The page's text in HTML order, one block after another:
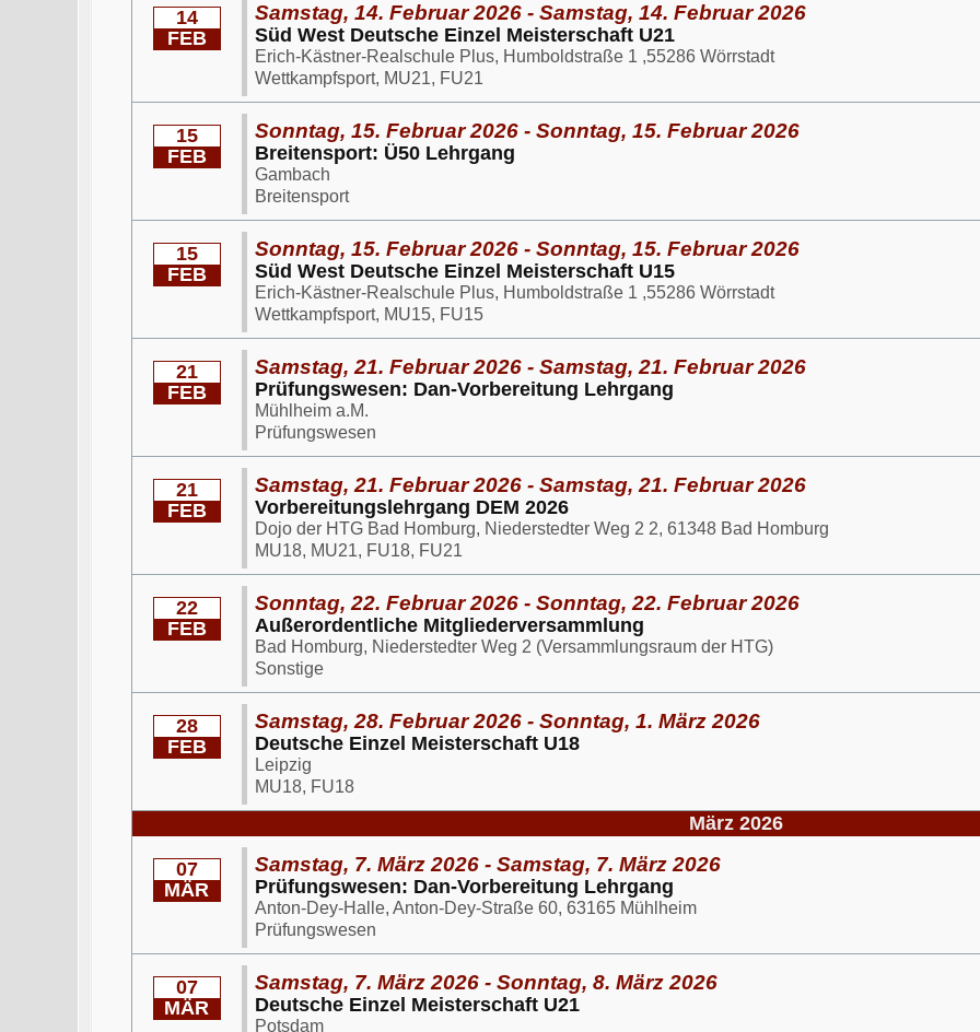
14
FEB
Samstag, 14. Februar 2026 - Samstag, 14. Februar 2026
Süd West Deutsche Einzel Meisterschaft U21
Erich-Kästner-Realschule Plus, Humboldstraße 1 ,55286 Wörrstadt
Wettkampfsport, MU21, FU21
15
FEB
Sonntag, 15. Februar 2026 - Sonntag, 15. Februar 2026
Breitensport: Ü50 Lehrgang
Gambach
Breitensport
15
FEB
Sonntag, 15. Februar 2026 - Sonntag, 15. Februar 2026
Süd West Deutsche Einzel Meisterschaft U15
Erich-Kästner-Realschule Plus, Humboldstraße 1 ,55286 Wörrstadt
Wettkampfsport, MU15, FU15
21
FEB
Samstag, 21. Februar 2026 - Samstag, 21. Februar 2026
Prüfungswesen: Dan-Vorbereitung Lehrgang
Mühlheim a.M.
Prüfungswesen
21
FEB
Samstag, 21. Februar 2026 - Samstag, 21. Februar 2026
Vorbereitungslehrgang DEM 2026
Dojo der HTG Bad Homburg, Niederstedter Weg 2 2, 61348 Bad Homburg
MU18, MU21, FU18, FU21
22
FEB
Sonntag, 22. Februar 2026 - Sonntag, 22. Februar 2026
Außerordentliche Mitgliederversammlung
Bad Homburg, Niederstedter Weg 2 (Versammlungsraum der HTG)
Sonstige
28
FEB
Samstag, 28. Februar 2026 - Sonntag, 1. März 2026
Deutsche Einzel Meisterschaft U18
Leipzig
MU18, FU18
März 2026
07
MÄR
Samstag, 7. März 2026 - Samstag, 7. März 2026
Prüfungswesen: Dan-Vorbereitung Lehrgang
Anton-Dey-Halle, Anton-Dey-Straße 60, 63165 Mühlheim
Prüfungswesen
07
MÄR
Samstag, 7. März 2026 - Sonntag, 8. März 2026
Deutsche Einzel Meisterschaft U21
Potsdam